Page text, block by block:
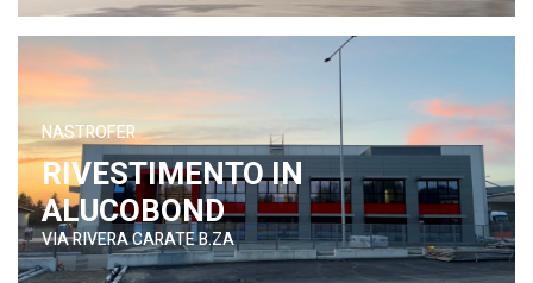
NASTROFER
RIVESTIMENTO IN
ALUCOBOND
VIA RIVERA CARATE B.ZA